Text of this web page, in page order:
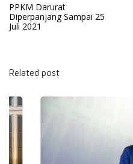
PPKM Darurat
Diperpanjang Sampai 25
Juli 2021
Related post